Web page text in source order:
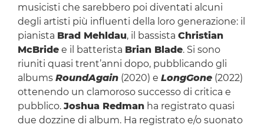
musicisti che sarebbero poi diventati alcuni
degli artisti più influenti della loro generazione: il
pianista Brad Mehldau, il bassista Christian
McBridee il batterista Brian Blade. Si sono
riuniti quasi trent’anni dopo, pubblicando gli
albums RoundAgain(2020) e LongGone(2022)
ottenendo un clamoroso successo di critica e
pubblico. Joshua Redmanha registrato quasi
due dozzine di album. Ha registrato e/o suonato